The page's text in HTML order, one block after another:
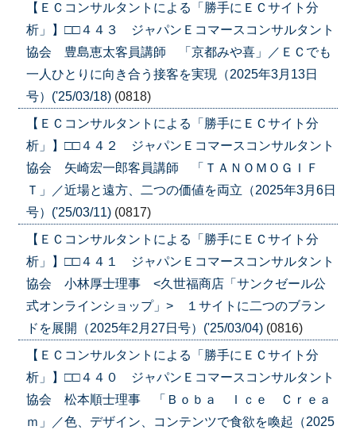
【ＥＣコンサルタントによる「勝手にＥＣサイト分
析」】□□４４３ ジャパンＥコマースコンサルタント
協会 豊島恵太客員講師 「京都みや喜」／ＥＣでも
一人ひとりに向き合う接客を実現（2025年3月13日
号）('25/03/18) (0818)
【ＥＣコンサルタントによる「勝手にＥＣサイト分
析」】□□４４２ ジャパンＥコマースコンサルタント
協会 矢崎宏一郎客員講師 「ＴＡＮＯＭＯＧＩＦ
Ｔ」／近場と遠方、二つの価値を両立（2025年3月6日
号）('25/03/11) (0817)
【ＥＣコンサルタントによる「勝手にＥＣサイト分
析」】□□４４１ ジャパンＥコマースコンサルタント
協会 小林厚士理事 <久世福商店「サンクゼール公
式オンラインショップ」> １サイトに二つのブラン
ドを展開（2025年2月27日号）('25/03/04) (0816)
【ＥＣコンサルタントによる「勝手にＥＣサイト分
析」】□□４４０ ジャパンＥコマースコンサルタント
協会 松本順士理事 「Ｂｏｂａ Ｉｃｅ Ｃｒｅａ
ｍ」／色、デザイン、コンテンツで食欲を喚起（2025